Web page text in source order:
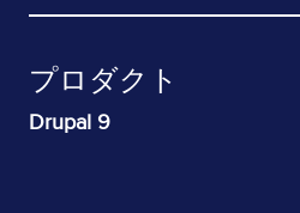
プロダクト
Drupal 9